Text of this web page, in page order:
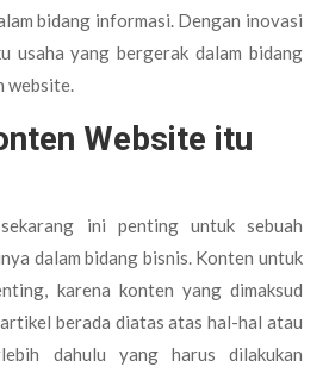
bidang informasi. Dengan inovasi
usaha yang bergerak dalam bidang
website.
Website itu
ini penting untuk sebuah
dalam bidang bisnis. Konten untuk
karena konten yang dimaksud
berada diatas atas hal-hal atau
dahulu yang harus dilakukan